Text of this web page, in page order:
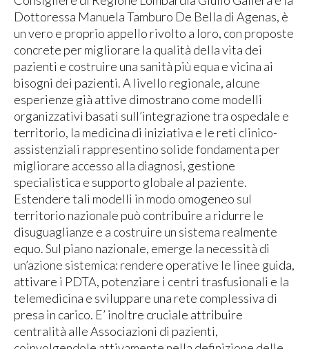
Dottoressa Manuela Tamburo De Bella di Agenas, è
un vero e proprio appello rivolto a loro, con proposte
concrete per migliorare la qualità della vita dei
pazienti e costruire una sanità più equa e vicina ai
bisogni dei pazienti. A livello regionale, alcune
esperienze già attive dimostrano come modelli
organizzativi basati sull’integrazione tra ospedale e
territorio, la medicina di iniziativa e le reti clinico-
assistenziali rappresentino solide fondamenta per
migliorare accesso alla diagnosi, gestione
specialistica e supporto globale al paziente.
Estendere tali modelli in modo omogeneo sul
territorio nazionale può contribuire a ridurre le
disuguaglianze e a costruire un sistema realmente
equo. Sul piano nazionale, emerge la necessità di
un’azione sistemica: rendere operative le linee guida,
attivare i PDTA, potenziare i centri trasfusionali e la
telemedicina e sviluppare una rete complessiva di
presa in carico. E’ inoltre cruciale attribuire
centralità alle Associazioni di pazienti,